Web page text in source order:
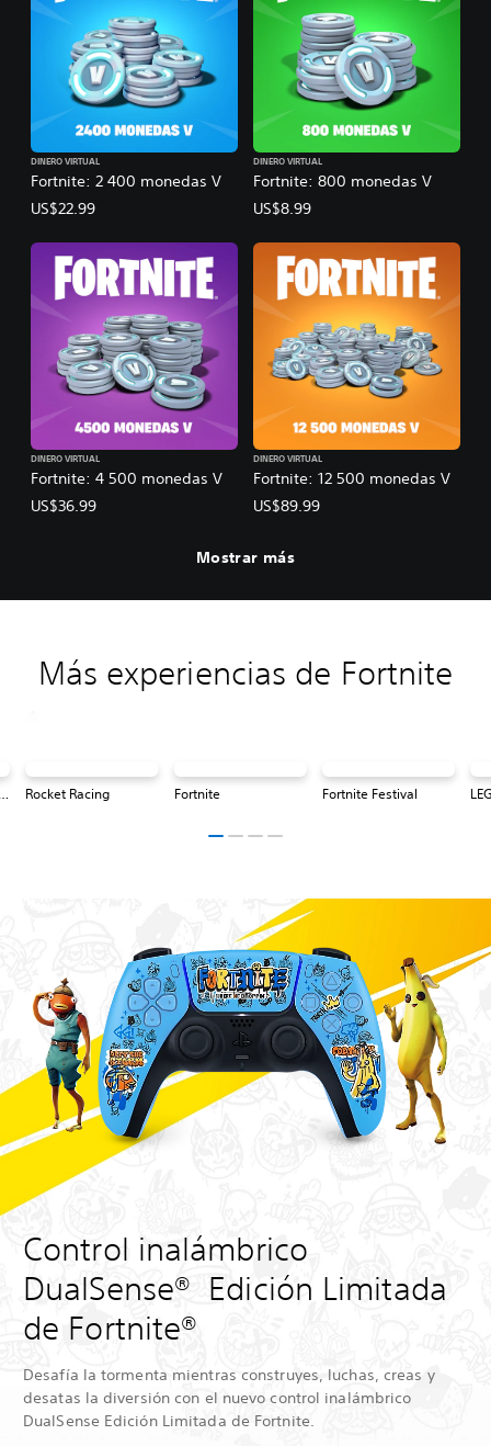
Fortnite: 2 400 monedas V
DINERO VIRTUAL
US$22.99
Fortnite: 800 monedas V
DINERO VIRTUAL
US$8.99
Fortnite: 4 500 monedas V
DINERO VIRTUAL
US$36.99
Fortnite: 12 500 monedas V
DINERO VIRTUAL
US$89.99
Mostrar más
Más experiencias de Fortnite
Odyssey Rocket Racing Fortnite Fortnite Festival
Control inalámbrico
DualSense® Edición Limitada
de Fortnite®
Desafía la tormenta mientras construyes, luchas, creas y
desatas la diversión con el nuevo control inalámbrico
DualSense Edición Limitada de Fortnite.